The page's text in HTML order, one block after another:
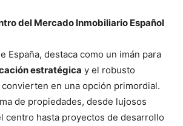
del Mercado Inmobiliario Español
España, destaca como un imán para
estratégica y el robusto
en una opción primordial.
de propiedades, desde lujosos
centro hasta proyectos de desarrollo